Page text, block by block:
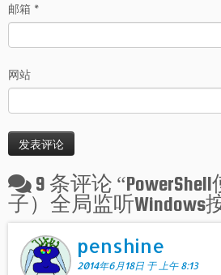
邮箱 *
网站
9 条评论 “
子）全局监听Windows
penshine
2014年6月18日 于 上午 8:13